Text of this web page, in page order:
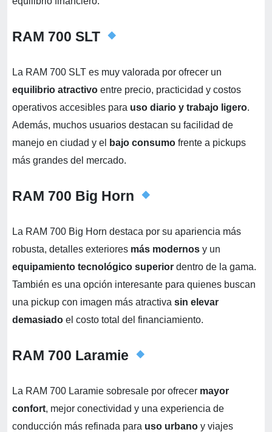
RAM 700 SLT
La RAM 700 SLT es muy valorada por ofrecer un
equilibrio atractivo entre precio, practicidad y costos
operativos accesibles para uso diario y trabajo ligero.
Además, muchos usuarios destacan su facilidad de
manejo en ciudad y el
bajo consumo frente a pickups
más grandes del mercado.
RAM 700 Big Horn
La RAM 700 Big Horn destaca por su apariencia más
robusta, detalles exteriores más modernos y un
equipamiento tecnológico superior dentro de la gama.
También es una opción interesante para quienes buscan
una pickup con imagen más atractiva sin elevar
demasiado el costo total del financiamiento.
RAM 700 Laramie
La RAM 700 Laramie sobresale por ofrecer mayor
confort, mejor conectividad y una experiencia de
conducción más refinada para uso urbano y viajes